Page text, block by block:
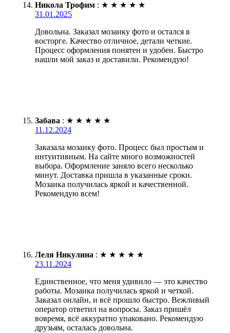
Никола Трофим : ★ ★ ★ ★ ★
31.01.2025
Довольна. Заказал мозаику фото и остался в
восторге. Качество отличное, детали четкие.
Процесс оформления понятен и удобен. Быстро
нашли мой заказ и доставили. Рекомендую!
Забава : ★ ★ ★ ★ ★
11.12.2024
Заказала мозаику фото. Процесс был простым и
интуитивным. На сайте много возможностей
выбора. Оформление заняло всего несколько
минут. Доставка пришла в указанные сроки.
Мозаика получилась яркой и качественной.
Рекомендую всем!
Леля Никулина : ★ ★ ★ ★ ★
23.11.2024
Единственное, что меня удивило — это качество
работы. Мозаика получилась яркой и четкой.
Заказал онлайн, и всё прошло быстро. Вежливый
оператор ответил на вопросы. Заказ пришёл
вовремя, всё аккуратно упаковано. Рекомендую
друзьям, осталась довольна.